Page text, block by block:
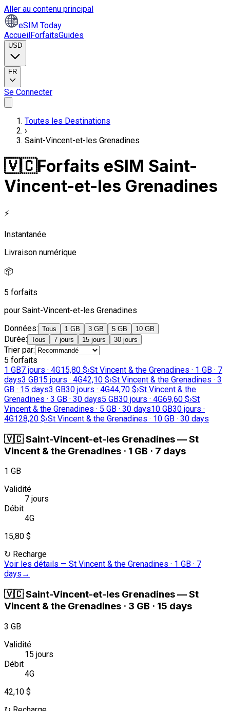
Aller au contenu principal
eSIM Today
AccueilForfaitsGuides
USD
FR
Se Connecter
Toutes les Destinations
›
Saint-Vincent-et-les Grenadines
🇻🇨Forfaits eSIM Saint-
Vincent-et-les Grenadines
⚡
Instantanée
Livraison numérique
📦
5 forfaits
pour Saint-Vincent-et-les Grenadines
Données: Tous 1 GB 3 GB 5 GB 10 GB
Durée: Tous 7 jours 15 jours 30 jours
Trier par:
5 forfaits
1 GB7 jours · 4G15,80 $›St Vincent & the Grenadines · 1 GB · 7
days3 GB15 jours · 4G42,10 $›St Vincent & the Grenadines · 3
GB · 15 days3 GB30 jours · 4G44,70 $›St Vincent & the
Grenadines · 3 GB · 30 days5 GB30 jours · 4G69,60 $›St
Vincent & the Grenadines · 5 GB · 30 days10 GB30 jours ·
4G128,20 $›St Vincent & the Grenadines · 10 GB · 30 days
🇻🇨Saint-Vincent-et-les Grenadines—St
Vincent & the Grenadines · 1 GB · 7 days
1 GB
Validité
7 jours
Débit
4G
15,80 $
↻ Recharge
Voir les détails — St Vincent & the Grenadines · 1 GB · 7
days →
🇻🇨Saint-Vincent-et-les Grenadines—St
Vincent & the Grenadines · 3 GB · 15 days
3 GB
Validité
15 jours
Débit
4G
42,10 $